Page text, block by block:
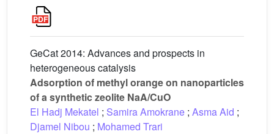
GeCat 2014: Advances and prospects in
heterogeneous catalysis
Adsorption of methyl orange on nanoparticles
of a synthetic zeolite NaA/CuO
El Hadj Mekatel ; Samira Amokrane ; Asma Aid ;
Djamel Nibou ; Mohamed Trari